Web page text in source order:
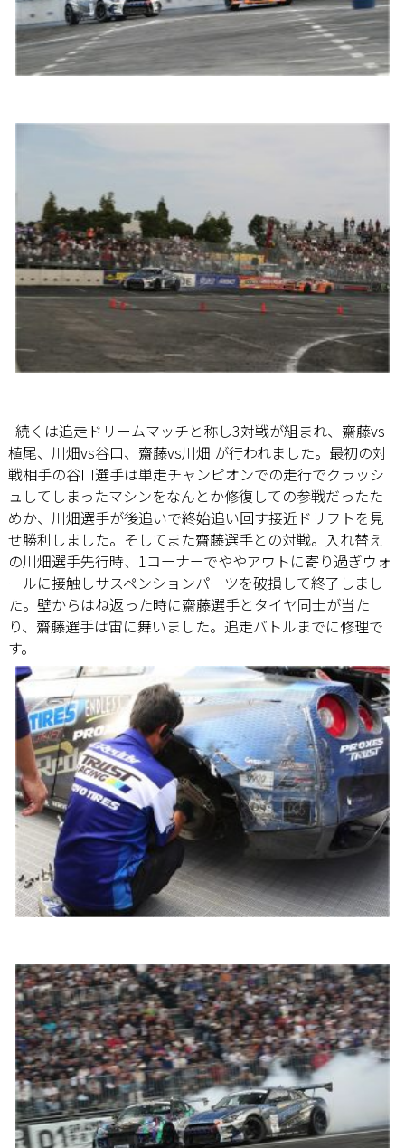
続くは追走ドリームマッチと称し3対戦が組まれ、齋藤vs
植尾、川畑vs谷口、齋藤vs川畑 が行われました。最初の対
戦相手の谷口選手は単走チャンピオンでの走行でクラッシ
ュしてしまったマシンをなんとか修復しての参戦だったた
めか、川畑選手が後追いで終始追い回す接近ドリフトを見
せ勝利しました。そしてまた齋藤選手との対戦。入れ替え
の川畑選手先行時、1コーナーでややアウトに寄り過ぎウォ
ールに接触しサスペンションパーツを破損して終了しまし
た。壁からはね返った時に齋藤選手とタイヤ同士が当た
り、齋藤選手は宙に舞いました。追走バトルまでに修理で
す。